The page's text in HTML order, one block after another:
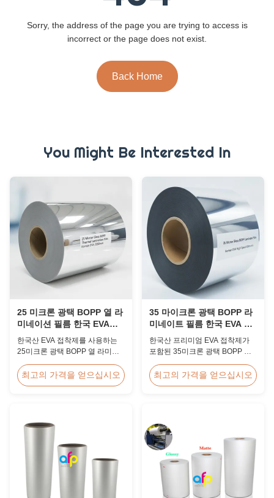
Sorry, the address of the page you are trying to access is
incorrect or the page does not exist.
Back Home
You Might Be Interested In
25 미크론 광택 BOPP 열 라
미네이션 필름 한국 EVA
2200mm
한국산 EVA 접착제를 사용하는
25미크론 광택 BOPP 열 라미네
높은 인장 강도 ≥150 MPa, 선명
한 투명성으로 문서 및 사진 보호
최고의 가격을 얻으십시오
35 마이크론 광택 BOPP 라
미네이트 필름 한국 EVA 고
속 60m/min
한국산 프리미엄 EVA 접착제가
포함된 35미크론 광택 BOPP 열
미네이팅 속도 60m/분, 광학 선명
도 92%, 대용량 책 표지 및 출판
최고의 가격을 얻으십시오